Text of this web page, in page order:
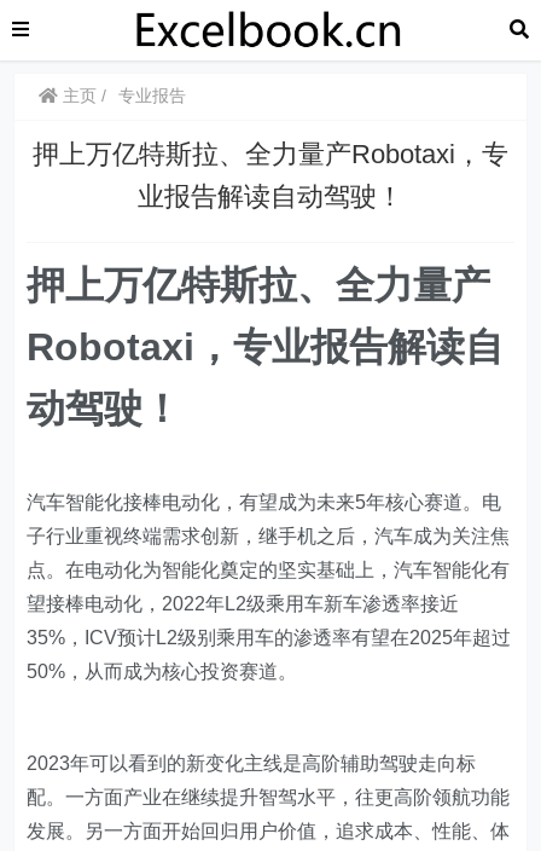
主页 专业报告
押上万亿特斯拉、全力量产Robotaxi，专
业报告解读自动驾驶！
押上万亿特斯拉、全力量产
Robotaxi，专业报告解读自
动驾驶！
汽车智能化接棒电动化，有望成为未来5年核心赛道。电
子行业重视终端需求创新，继手机之后，汽车成为关注焦
点。在电动化为智能化奠定的坚实基础上，汽车智能化有
望接棒电动化，2022年L2级乘用车新车渗透率接近
35%，ICV预计L2级别乘用车的渗透率有望在2025年超过
50%，从而成为核心投资赛道。
2023年可以看到的新变化主线是高阶辅助驾驶走向标
配。一方面产业在继续提升智驾水平，往更高阶领航功能
发展。另一方面开始回归用户价值，追求成本、性能、体